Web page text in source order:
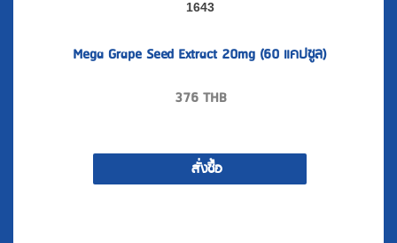
1643
Mega Grape Seed Extract 20mg (60 แคปซูล)
376 THB
สั่งซื้อ